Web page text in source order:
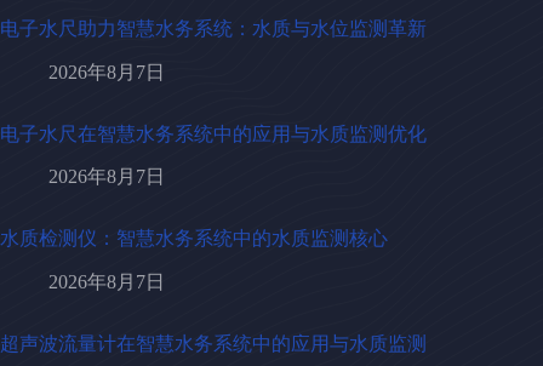
电子水尺助力智慧水务系统：水质与水位监测革新
2026年8月7日
电子水尺在智慧水务系统中的应用与水质监测优化
2026年8月7日
水质检测仪：智慧水务系统中的水质监测核心
2026年8月7日
超声波流量计在智慧水务系统中的应用与水质监测